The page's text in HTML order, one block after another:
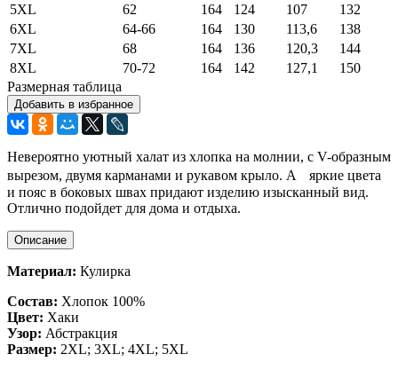
5XL
62 164 124 107
132
6XL
64-66 164 130 113,6
138
7XL
68 164 136 120,3
144
8XL
70-72 164 142 127,1
150
Размерная таблица
Добавить в избранное
Невероятно уютный халат из хлопка на молнии, с V-образным
вырезом, двумя карманами и рукавом крыло. А яркие цвета
и пояс в боковых швах придают изделию изысканный вид.
Отлично подойдет для дома и отдыха.
Описание
Материал: Кулирка
Состав: Хлопок 100%
Цвет: Хаки
Узор: Абстракция
Размер: 2XL; 3XL; 4XL; 5XL